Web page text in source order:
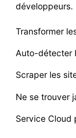
développeurs.
Transformer
Auto-détecter
Scraper les
Ne se trouver
Service Cloud